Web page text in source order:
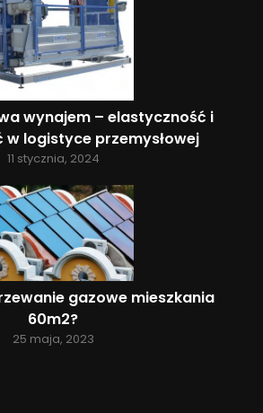
wynajem – elastyczność i
logistyce przemysłowej
11 stycznia, 2024
gazowe mieszkania
60m2?
25 maja, 2023